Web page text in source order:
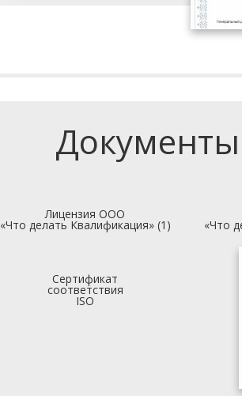
Лицензия ООО
«Что делать Квалификация» (1) «Что
Сертификат
соответствия
ISO